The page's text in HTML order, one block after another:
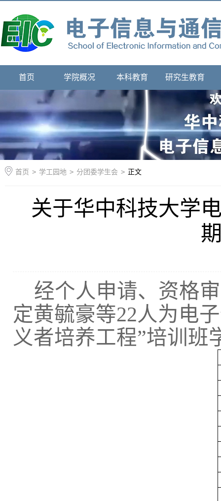
首页 学院概况 本科教育 研究生教育
首页 > 学工园地 > 分团委学生会 > 正文
关于华中科技大学
经个人申请、资格
定黄毓豪等22人为电
义者培养工程”培训班